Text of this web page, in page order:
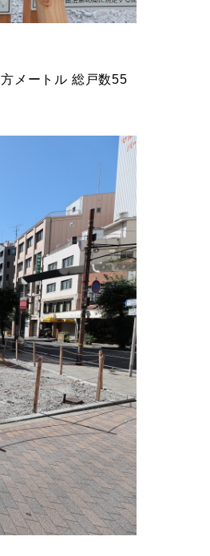
メートル 総戸数55